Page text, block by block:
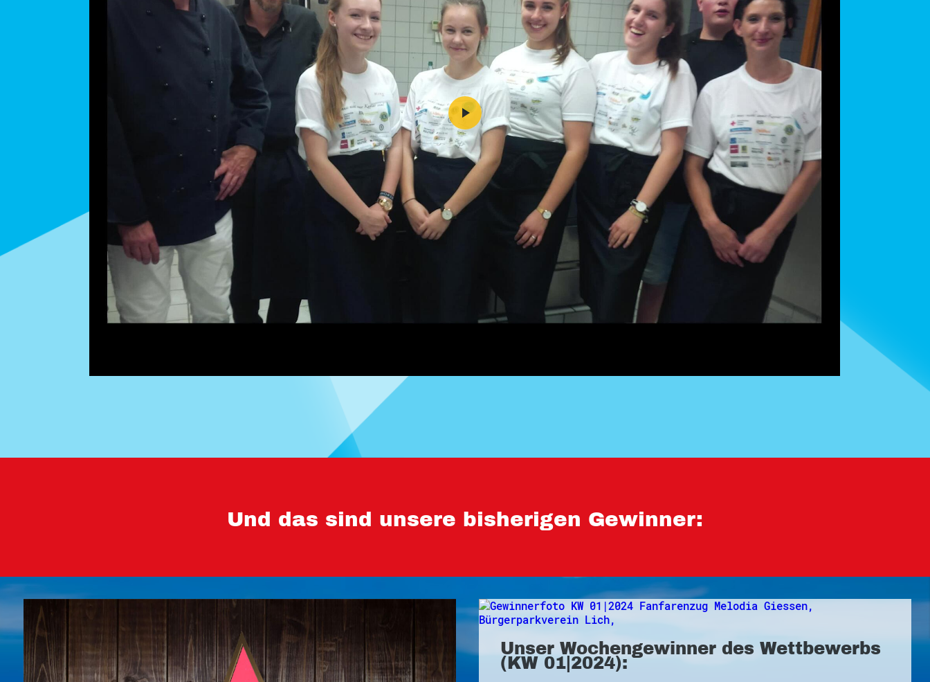
Und das sind unsere bisherigen Gewinner:
Unser Wochengewinner des Wettbewerbs
(KW 01|2024):